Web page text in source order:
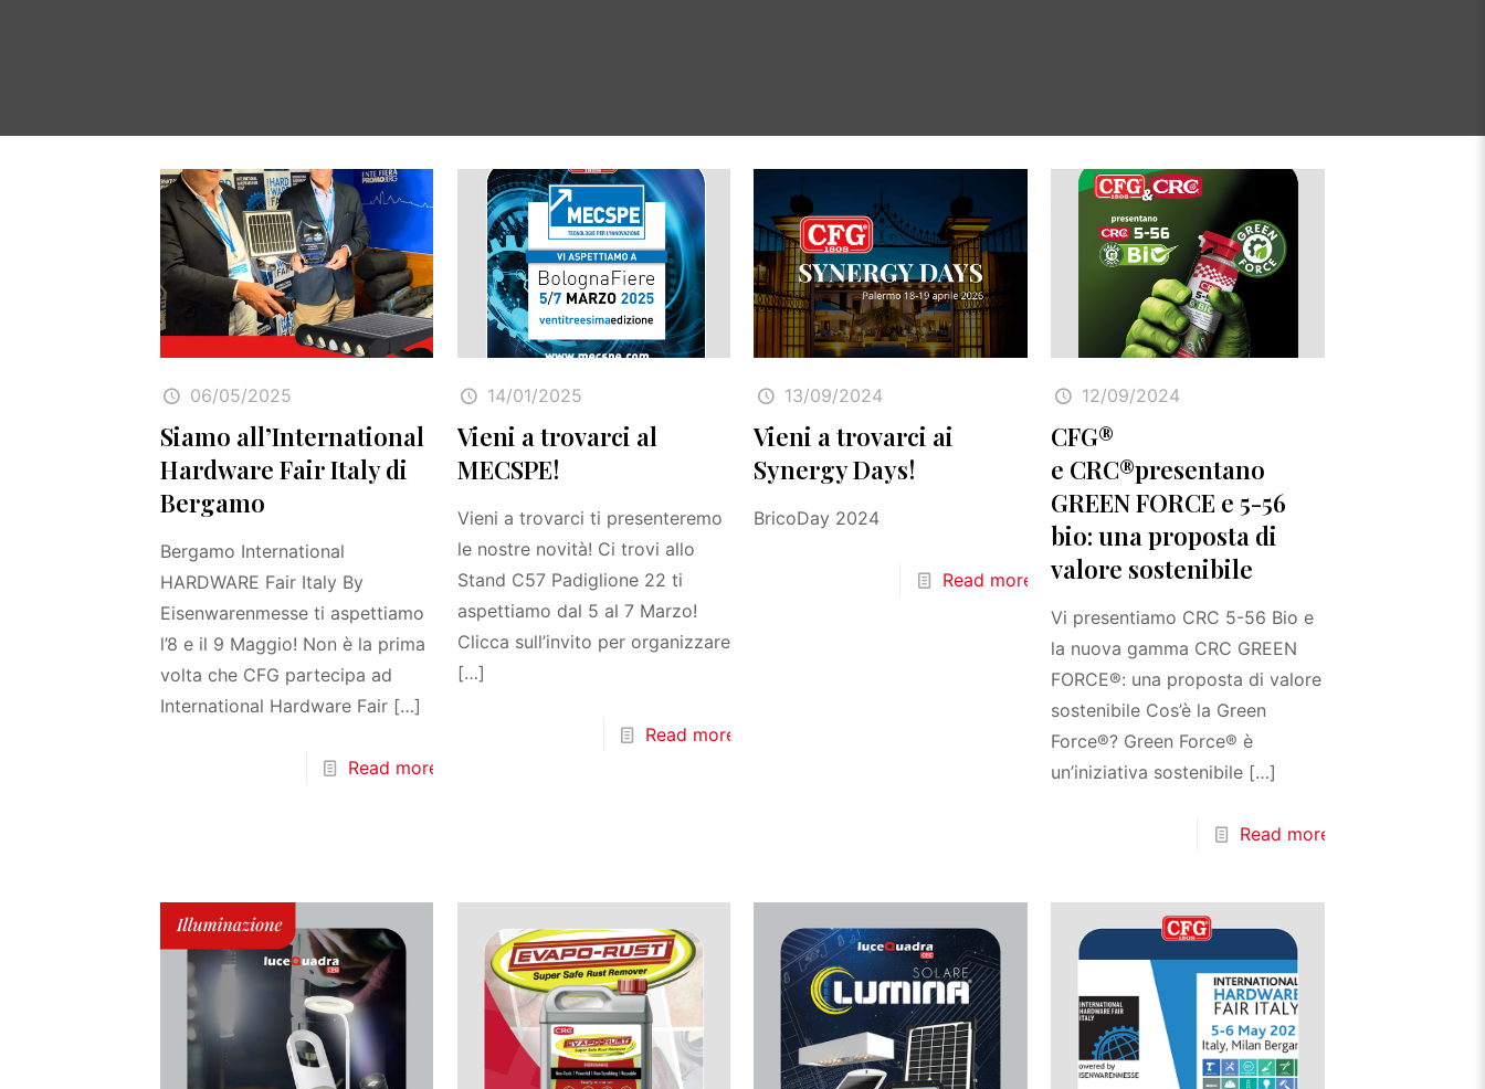
06/05/2025
Siamo all’International
Hardware Fair Italy di
Bergamo
Bergamo International
HARDWARE Fair Italy By
Eisenwarenmesse ti aspettiamo
l’8 e il 9 Maggio! Non è la prima
volta che CFG partecipa ad
International Hardware Fair[…]
Read more
14/01/2025
Vieni a trovarci al
MECSPE!
Vieni a trovarci ti presenteremo
le nostre novità! Ci trovi allo
Stand C57 Padiglione 22 ti
aspettiamo dal 5 al 7 Marzo!
Clicca sull’invito per organizzare
[…]
Read more
13/09/2024
Vieni a trovarci ai
Synergy Days!
BricoDay 2024
Read more
12/09/2024
CFG®
e CRC®presentano
GREEN FORCE e 5-56
bio: una proposta di
valore sostenibile
Vi presentiamo CRC 5-56 Bio e
la nuova gamma CRC GREEN
FORCE®: una proposta di valore
sostenibile Cos’è la Green
Force®? Green Force® è
un’iniziativa sostenibile […]
Read more